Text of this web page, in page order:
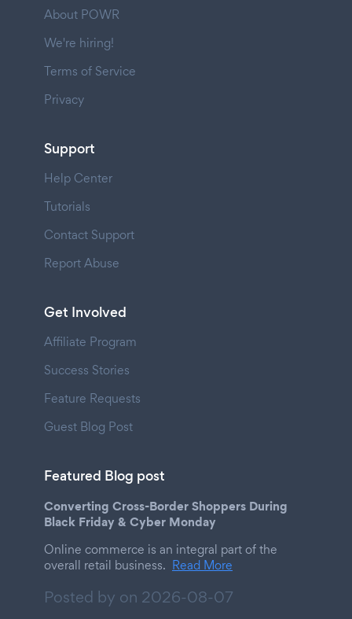
About POWR
We're hiring!
Terms of Service
Privacy
Support
Help Center
Tutorials
Contact Support
Report Abuse
Get Involved
Affiliate Program
Success Stories
Feature Requests
Guest Blog Post
Featured Blog post
Converting Cross-Border Shoppers During
Black Friday & Cyber Monday
Online commerce is an integral part of the
overall retail business. Read More
Posted by on 2026-08-07